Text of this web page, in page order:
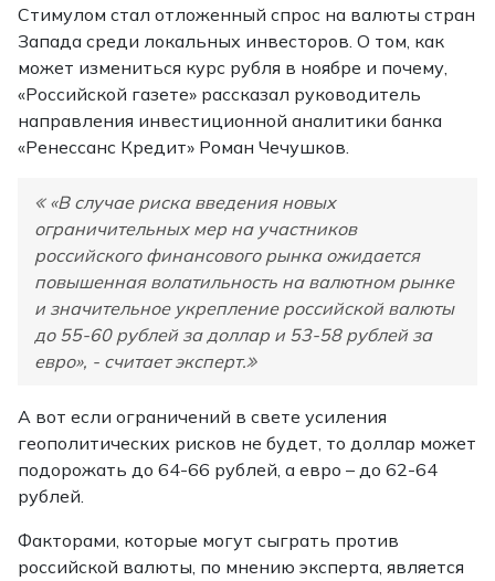
Стимулом стал отложенный спрос на валюты стран
Запада среди локальных инвесторов. О том, как
может измениться курс рубля в ноябре и почему,
«Российской газете» рассказал руководитель
направления инвестиционной аналитики банка
«Ренессанс Кредит» Роман Чечушков.
«В случае риска введения новых
ограничительных мер на участников
российского финансового рынка ожидается
повышенная волатильность на валютном рынке
и значительное укрепление российской валюты
до 55-60 рублей за доллар и 53-58 рублей за
евро», - считает эксперт.
А вот если ограничений в свете усиления
геополитических рисков не будет, то доллар может
подорожать до 64-66 рублей, а евро – до 62-64
рублей.
Факторами, которые могут сыграть против
российской валюты, по мнению эксперта, является